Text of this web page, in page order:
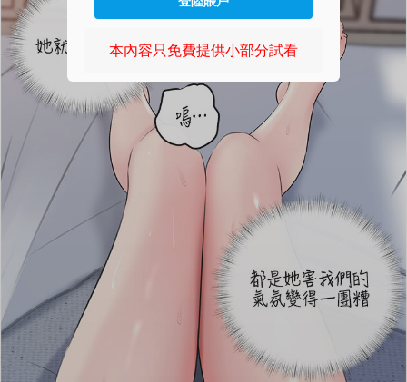
本內容只免費提供小部分試看